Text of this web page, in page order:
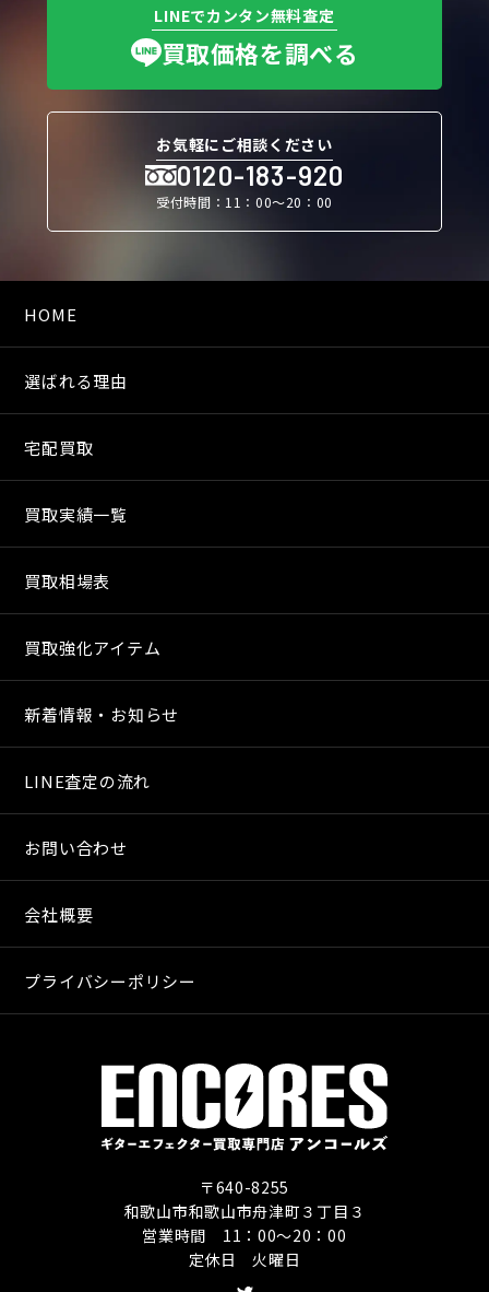
LINEでカンタン無料査定
買取価格を調べる
お気軽にご相談ください
0120-183-920
受付時間：11：00〜20：00
HOME
選ばれる理由
宅配買取
買取実績一覧
買取相場表
買取強化アイテム
新着情報・お知らせ
LINE査定の流れ
お問い合わせ
会社概要
プライバシーポリシー
〒640-8255
和歌山市和歌山市舟津町３丁目３
営業時間 11：00〜20：00
定休日 火曜日